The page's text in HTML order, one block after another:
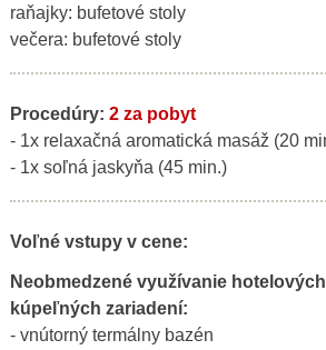
raňajky: bufetové stoly
večera: bufetové stoly
Procedúry: 2 za pobyt
- 1x relaxačná aromatická masáž (20
- 1x soľná jaskyňa (45 min.)
Voľné vstupy v cene:
Neobmedzené využívanie
kúpeľných zariadení:
- vnútorný termálny bazén